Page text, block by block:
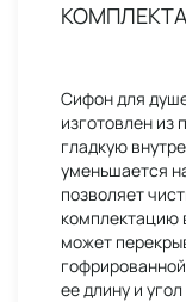
Сифон для
изготовлен из
гладкую
уменьшается
позволяет
комплектацию
может
ее длину и